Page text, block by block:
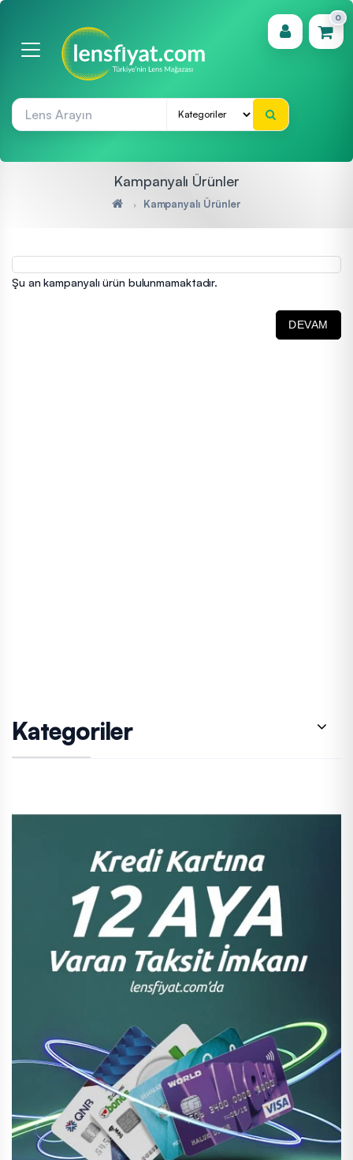
0
(0)
Kampanyalı Ürünler
Kampanyalı Ürünler
Şu an kampanyalı ürün bulunmamaktadır.
DEVAM
Kategoriler